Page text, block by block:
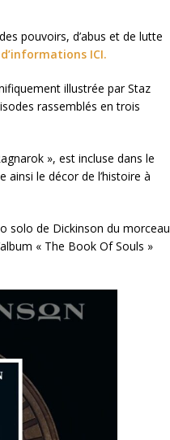
pouvoirs, d’abus et de lutte
d’informations ICI.
illustrée par Staz
rassemblés en trois
», est incluse dans le
le décor de l’histoire à
solo de Dickinson du morceau
« The Book Of Souls »